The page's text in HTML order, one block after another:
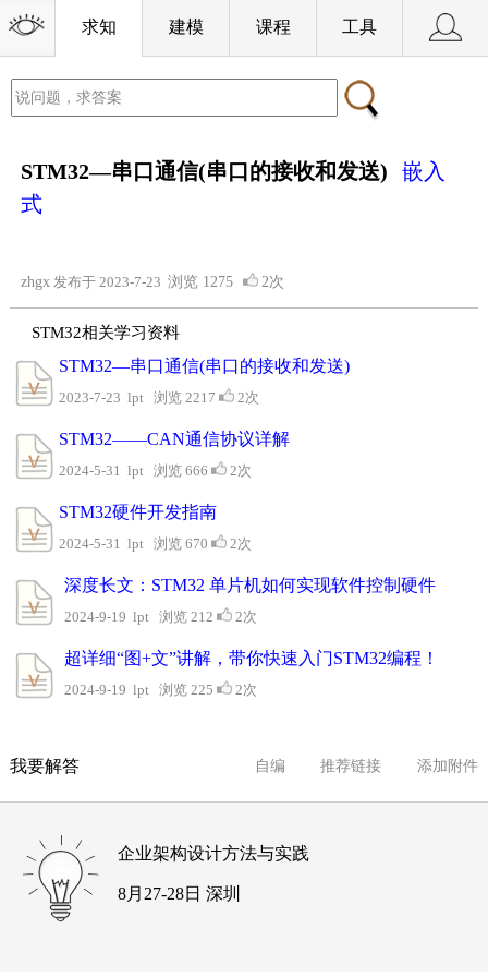
求知 建模 课程 工具
STM32—串口通信(串口的接收和发送)
嵌入
式
zhgx 发布于 2023-7-23 浏览 1275 2次
STM32相关学习资料
STM32—串口通信(串口的接收和发送)
2023-7-23 lpt 浏览 2217 2次
STM32——CAN通信协议详解
2024-5-31 lpt 浏览 666 2次
​STM32硬件开发指南
2024-5-31 lpt 浏览 670 2次
深度长文：STM32 单片机如何实现软件控制硬件
2024-9-19 lpt 浏览 212 2次
超详细“图+文”讲解，带你快速入门STM32编程！
2024-9-19 lpt 浏览 225 2次
我要解答 自编 推荐链接 添加附件
企业架构设计方法与实践
8月27-28日 深圳